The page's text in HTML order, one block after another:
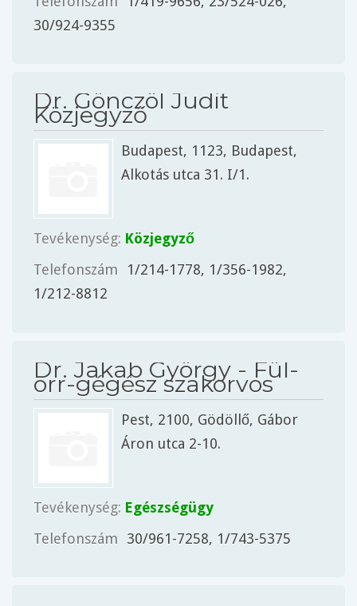
30/924-9355
Dr. Gönczöl Judit
Közjegyző
Budapest, 1123, Budapest,
Alkotás utca 31. I/1.
Tevékenység: Közjegyző
Telefonszám
1/214-1778, 1/356-1982,
1/212-8812
Dr. Jakab György - Fül-
orr-gégész szakorvos
Pest, 2100, Gödöllő, Gábor
Áron utca 2-10.
Tevékenység: Egészségügy
Telefonszám
30/961-7258, 1/743-5375